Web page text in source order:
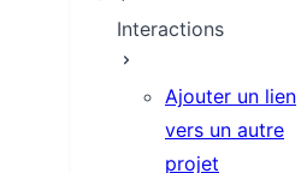
Interactions
Ajouter un lien
vers un autre
projet